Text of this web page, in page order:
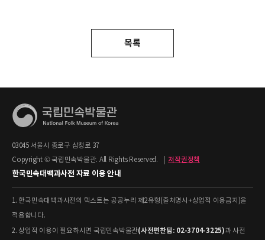
목록
03045 서울시 종로구 삼청로 37
Copyright © 국립민속박물관. All Rights Reserved.
저작권정책
한국민속대백과사전 자료 이용 안내
1. 한국민속대백과사전의 텍스트는 공공누리 제2유형(출처명시+상업적 이용금지)을
적용합니다.
2. 상업적 이용이 필요하시면 국립민속박물관(사전편찬팀: 02-3704-3225)과 사전